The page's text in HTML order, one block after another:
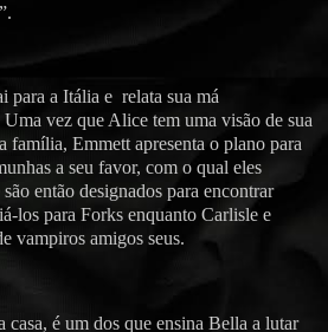
para a Itália e relata sua má
vez que Alice tem uma visão de sua
família, Emmett apresenta o plano para
a seu favor, com o qual eles
então designados para encontrar
los para Forks enquanto Carlisle e
vampiros amigos seus.
é um dos que ensina Bella a lutar